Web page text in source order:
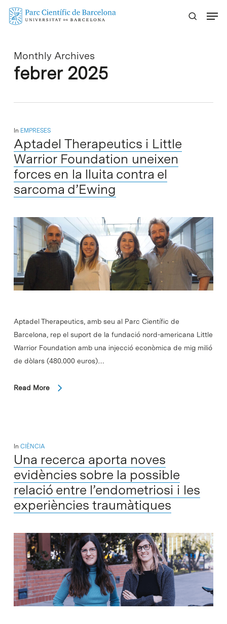
Skip
Monthly Archives
febrer 2025
In EMPRESES
Aptadel Therapeutics i Little
Warrior Foundation uneixen
forces en la lluita contra el
sarcoma d’Ewing
Aptadel Therapeutics, amb seu al Parc Científic de
Barcelona, rep el suport de la fundació nord-americana Little
Warrior Foundation amb una injecció econòmica de mig milió
de dòlars (480.000 euros)…
Read More
In CIÈNCIA
Una recerca aporta noves
evidències sobre la possible
relació entre l’endometriosi i les
experiències traumàtiques